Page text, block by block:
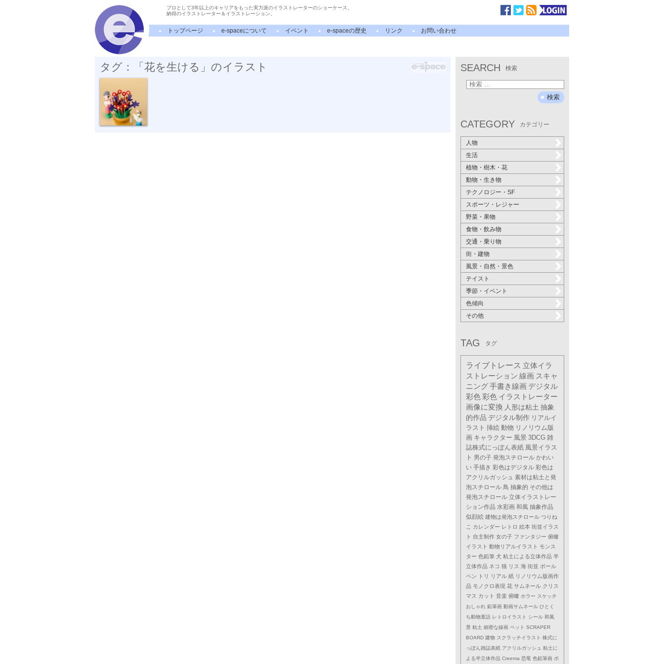
プロとして3年以上のキャリアをもった実力派のイラストレーターのショーケース。
納得のイラストレーター＆イラストレーション。
トップページ e-spaceについて イベント e-spaceの歴史 リンク お問い合わせ
タグ：「花を生ける」のイラスト
アレンジする SEARCH 検索
CATEGORY カテゴリー
人物
生活
植物・樹木・花
動物・生き物
テクノロジー・SF
スポーツ・レジャー
野菜・果物
食物・飲み物
交通・乗り物
街・建物
風景・自然・景色
テイスト
季節・イベント
色傾向
その他
TAG タグ
ライブトレース 立体イラ
ストレーション 線画 スキャ
ニング手書き線画 デジタル
彩色彩色 イラストレーター
画像に変換 人形は粘土 抽象
的作品 デジタル制作 リアルイ
ラスト 挿絵 動物 リノリウム版
画 キャラクター 風景 3DCG 雑
誌株式にっぽん表紙 風景イラス
ト 男の子 発泡スチロール かわい
い 手描き 彩色はデジタル 彩色は
アクリルガッシュ 素材は粘土と発
泡スチロール 鳥 抽象的 その他は
発泡スチロール 立体イラストレー
ション作品 水彩画 和風 抽象作品
似顔絵 建物は発泡スチロール つりね
こ カレンダー レトロ 絵本 街並イラス
ト 自主制作 女の子 ファンタジー 俯瞰
イラスト 動物リアルイラスト モンス
ター 色鉛筆 犬 粘土による立体作品 半
立体作品 ネコ 猫 リス 海 街並 ボール
ペン
トリ リアル 紙 リノリウム版画作
品 モノクロ表現 花 サムネール クリス
マス カット 音楽 俯瞰 ホラー スケッチ
おしゃれ 鉛筆画 動画サムネール ひとく
ち動物童話 レトロイラスト シール 和風
景 粘土 細密な線画 ペット SCRAPER
BOARD 建物 スクラッチイラスト 株式に
っぽん雑誌表紙 アクリルガッシュ 粘土に
よる半立体作品 Creema 恐竜 色鉛筆画 ポ